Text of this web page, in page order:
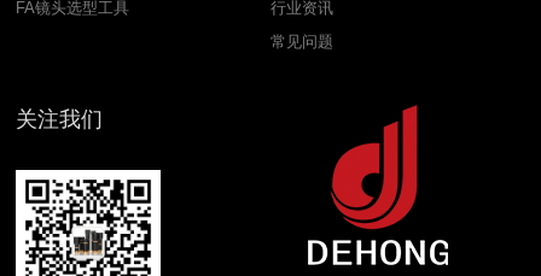
FA镜头选型工具
行业资讯
常见问题
关注我们